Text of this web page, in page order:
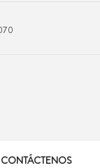
CONTÁCTENOS